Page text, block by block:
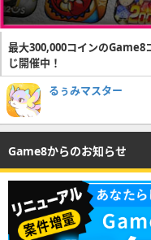
最大300,000コインのGame8
じ開催中！
るぅみマスター
Game8からのお知らせ